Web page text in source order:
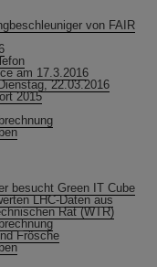
von FAIR
am 17.3.2016
22.03.2016
2015
besucht Green IT Cube
LHC-Daten aus
Rat (WTR)
Frösche